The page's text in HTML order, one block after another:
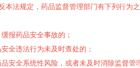
本法规定，药品监督管理部门有下列行为
报药品安全事故的；
全违法行为未及时查处的；
品安全系统性风险，或者未及时消除监督